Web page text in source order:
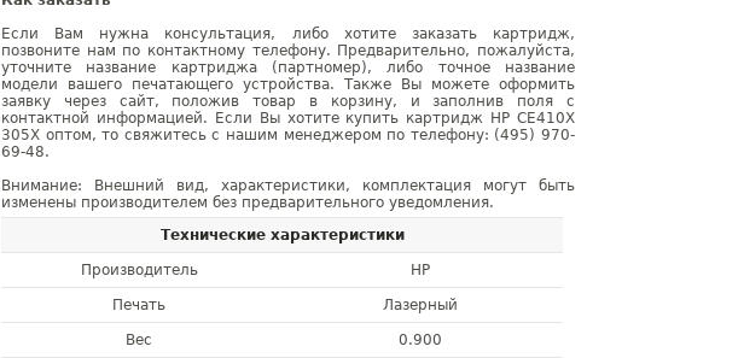
Если Вам нужна консультация, либо хотите заказать картридж,
позвоните нам по контактному телефону. Предварительно, пожалуйста,
уточните название картриджа (партномер), либо точное название
модели вашего печатающего устройства. Также Вы можете оформить
заявку через сайт, положив товар в корзину, и заполнив поля с
контактной информацией. Если Вы хотите купить картридж HP CE410X
305X оптом, то свяжитесь с нашим менеджером по телефону: (495) 970-
69-48.
Внимание: Внешний вид, характеристики, комплектация могут быть
изменены производителем без предварительного уведомления.
Технические характеристики
Производитель HP
Печать Лазерный
Вес 0.900